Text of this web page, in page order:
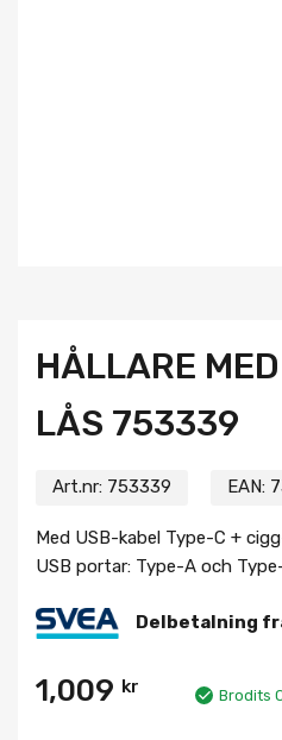
HÅLLARE
LÅS 753339
Art.nr: 753339 EAN:
Med USB-kabel Type-C +
USB portar: Type-A och
Delbetalning
1,009 kr Brodits